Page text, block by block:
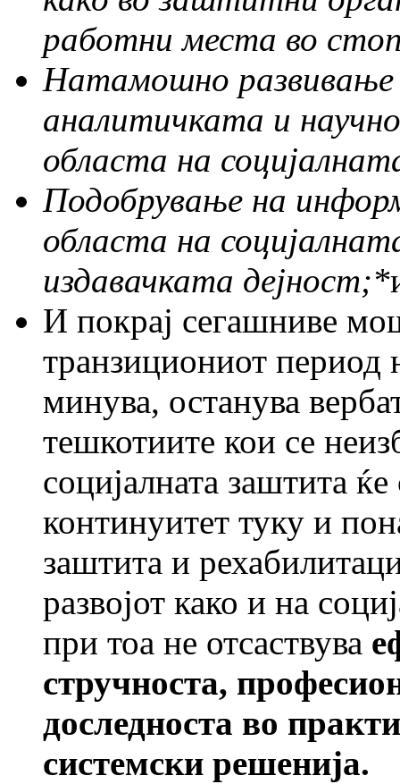
работни места во
Натамошно развивање
аналитичката и
областа на
Подобрување на
областа на
издавачката дејност;*
И покрај сегашниве
транзициониот период
минува, останува
тешкотиите кои се
социјалната заштита
континуитет туку и
заштита и
развојот како и на
при тоа не отсаствува
стручноста,
доследноста во
системски решенија.